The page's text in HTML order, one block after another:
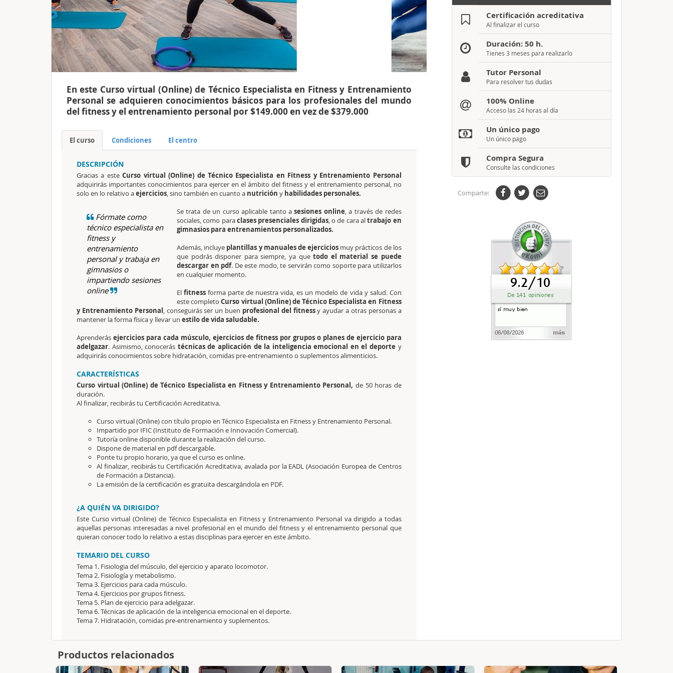
En este Curso virtual (Online) de Técnico Especialista en Fitness y Entrenamiento
Personal se adquieren conocimientos básicos para los profesionales del mundo
del fitness y el entrenamiento personal por $149.000 en vez de $379.000
El curso Condiciones El centro
DESCRIPCIÓN
Gracias a esteCurso virtual (Online) de Técnico Especialista en Fitness y Entrenamiento Personal
adquirirás importantes conocimientos para ejercer en el ámbito del fitness y el entrenamiento personal, no
solo en lo relativo aejercicios, sino también en cuanto a nutrición y habilidades personales.
Fórmate como
técnico especialista en
fitness y
entrenamiento
personal y trabaja en
gimnasios o
impartiendo sesiones
online
Se trata de un curso aplicable tanto a sesiones online, a través de redes
sociales, como paraclases presenciales dirigidas, o de cara altrabajo en
gimnasios para entrenamientos personalizados.
Además, incluye plantillas y manuales de ejercicios muy prácticos de los
que podrás disponer para siempre, ya quetodo el material se puede
descargar en pdf. De este modo, te servirán como soporte para utilizarlos
en cualquier momento.
El fitness forma parte de nuestra vida, es un modelo de vida y salud. Con
este completoCurso virtual (Online) de Técnico Especialista en Fitness
y Entrenamiento Personal, conseguirás ser un buen profesional del fitnessy ayudar a otras personas a
mantener la forma física y llevar un estilo de vida saludable.
Aprenderás ejercicios para cada músculo, ejercicios de fitness por grupos o planes de ejercicio para
adelgazar. Asimismo, conocerás técnicas de aplicación de la inteligencia emocional en el deporte y
adquirirás conocimientos sobre hidratación, comidas pre-entrenamiento o suplementos alimenticios.
CARACTERÍSTICAS
Curso virtual (Online) de Técnico Especialista en Fitness y Entrenamiento Personal,de 50 horas de
duración.
Al finalizar, recibirás tu Certificación Acreditativa.
Curso virtual (Online) con título propio en Técnico Especialista en Fitness y Entrenamiento Personal.
Impartido por IFIC (Instituto de Formación e Innovación Comercial).
Tutoría online disponible durante la realización del curso.
Dispone de material en pdf descargable.
Ponte tu propio horario, ya que el curso es online.
Al finalizar, recibirás tu Certificación Acreditativa, avalada por la EADL (Asociación Europea de Centros
de Formación a Distancia).
La emisión de la certificación es gratuita descargándola en PDF.
¿A QUIÉN VA DIRIGIDO?
Este Curso virtual (Online) de Técnico Especialista en Fitness y Entrenamiento Personal va dirigido a todas
aquellas personas interesadas a nivel profesional en el mundo del fitness y el entrenamiento personal que
quieran conocer todo lo relativo a estas disciplinas para ejercer en este ámbito.
TEMARIO DEL CURSO
Tema 1. Fisiologia del músculo, del ejercicio y aparato locomotor.
Tema 2. Fisiología y metabolismo.
Tema 3. Ejercicios para cada músculo.
Tema 4. Ejercicios por grupos fitness.
Tema 5. Plan de ejercicio para adelgazar.
Tema 6. Técnicas de aplicación de la inteligencia emocional en el deporte.
Tema 7. Hidratación, comidas pre-entrenamiento y suplementos.
Certificación acreditativa
Al finalizar el curso
Duración: 50 h.
Tienes 3 meses para realizarlo
Tutor Personal
Para resolver tus dudas
100% Online
Acceso las 24 horas al día
Un único pago
Un único pago
Compra Segura
Consulte las condiciones
Comparte:
Productos relacionados